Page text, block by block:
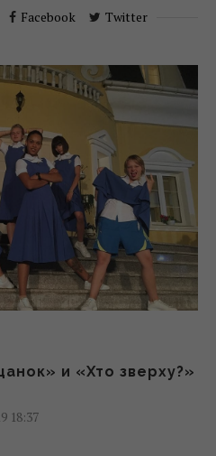
Facebook Twitter
и «Хто зверху?»
18:37